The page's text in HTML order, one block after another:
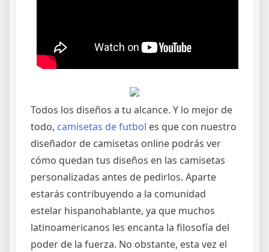
Todos los diseños a tu alcance. Y lo mejor de
todo, camisetas de futbol es que con nuestro
diseñador de camisetas online podrás ver
cómo quedan tus diseños en las camisetas
personalizadas antes de pedirlos. Aparte
estarás contribuyendo a la comunidad
estelar hispanohablante, ya que muchos
latinoamericanos les encanta la filosofía del
poder de la fuerza. No obstante, esta vez el